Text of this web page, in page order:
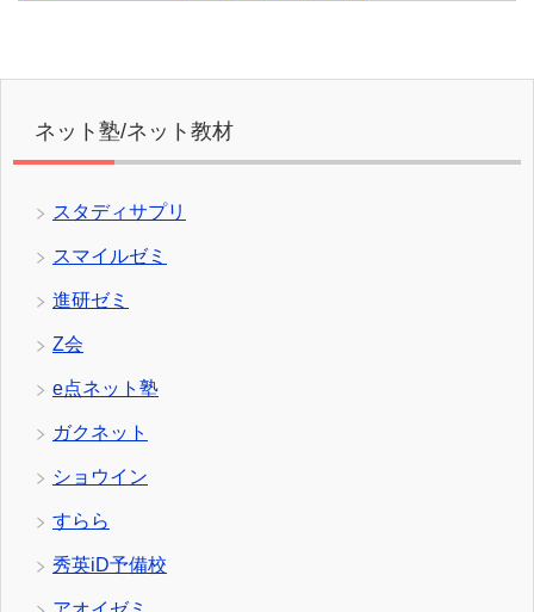
ネット塾/ネット教材
スタディサプリ
スマイルゼミ
進研ゼミ
Z会
e点ネット塾
ガクネット
ショウイン
すらら
秀英iD予備校